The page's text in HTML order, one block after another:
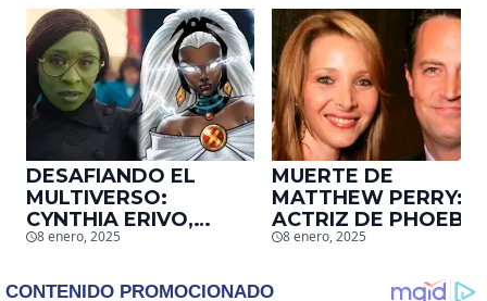
DESAFIANDO EL
MULTIVERSO:
CYNTHIA ERIVO,
PROTAGONISTA DE
SER STORM EN EL
8 enero, 2025
MUERTE DE
MATTHEW PERRY:
ACTRIZ DE PHOEBE,
EN ‘FRIENDS’,
EMOTIVO MENSAJE
8 enero, 2025